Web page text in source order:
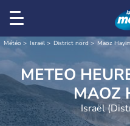
Météo Israël District nord Maoz
METEO
MAOZ
Israël